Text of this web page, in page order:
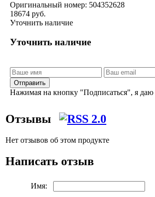
Оригинальный номер: 504352628
18674 руб.
Уточнить наличие
Уточнить наличие
Отправить
Нажимая на кнопку "Подписаться", я даю
Отзывы
Нет отзывов об этом продукте
Написать отзыв
Имя: